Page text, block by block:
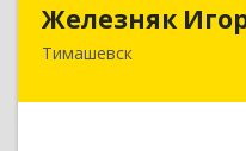
Железняк
Тимашевск
352700,